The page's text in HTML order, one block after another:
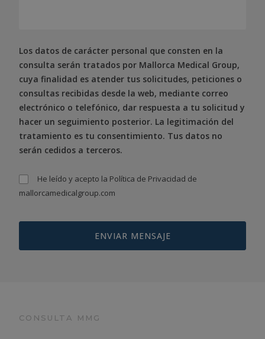
Los datos de carácter personal que consten en la
consulta serán tratados por Mallorca Medical Group,
cuya finalidad es atender tus solicitudes, peticiones o
consultas recibidas desde la web, mediante correo
electrónico o telefónico, dar respuesta a tu solicitud y
hacer un seguimiento posterior. La legitimación del
tratamiento es tu consentimiento. Tus datos no
serán cedidos a terceros.
He leído y acepto la Política de Privacidad de
mallorcamedicalgroup.com
CONSULTA MMG